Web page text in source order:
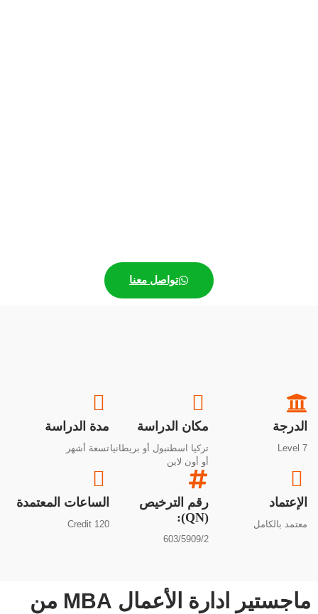
تواصل معنا
الدرجة
Level 7
مكان الدراسة
تركيا اسطنبول أو بريطانيا
أو أون لاين
مدة الدراسة
تسعة أشهر
الإعتماد
معتمد بالكامل
رقم الترخيص
(QN):
603/5909/2
الساعات المعتمدة
120 Credit
ماجستير ادارة الأعمال MBA من